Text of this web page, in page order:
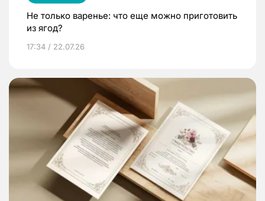
Не только варенье: что еще можно приготовить
из ягод?
17:34 / 22.07.26